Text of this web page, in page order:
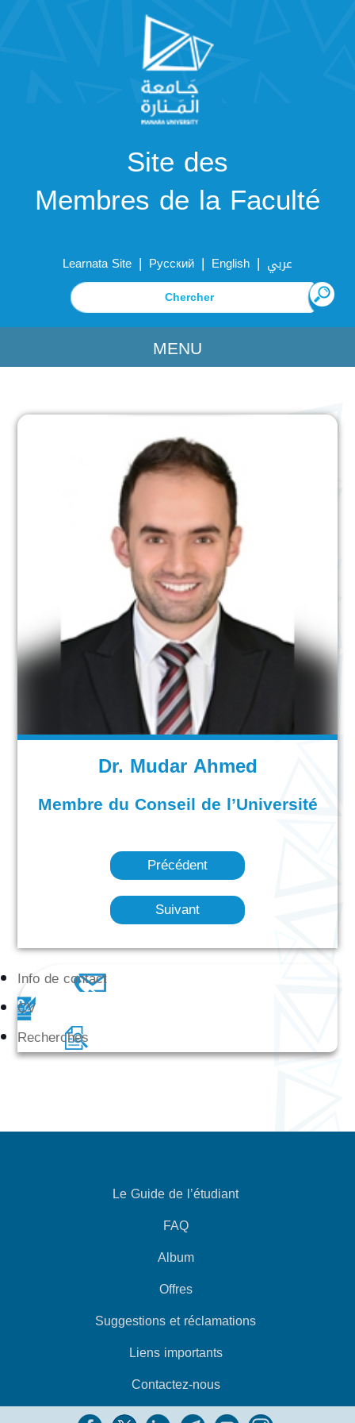
Site des
Membres de la Faculté
Learnata Site | Русский | English | عربي
MENU
Dr. Mudar Ahmed
Membre du Conseil de l’Université
Précédent
Suivant
Info de contact
CV
Recherches
Le Guide de l’étudiant
FAQ
Album
Offres
Suggestions et réclamations
Liens importants
Contactez-nous